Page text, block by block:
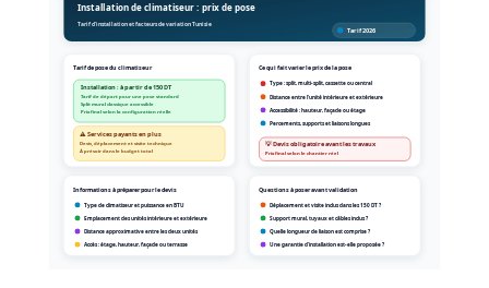
Installation de climatiseur : prix de pose
Tarif d'installation et facteurs de variation Tunisie
Tarif 2026
Tarif de pose du climatiseur
Installation : à partir de 150 DT
Tarif de départ pour une pose standard
Split mural classique accessible
Prix final selon la configuration réelle
⚠️ Services payants en plus
Devis, déplacement et visite technique
À prévoir dans le budget total
Ce qui fait varier le prix de la pose
Type : split, multi-split, cassette ou central
Distance entre l'unité intérieure et extérieure
Accessibilité : hauteur, façade ou étage
Percements, supports et liaisons longues
💡 Devis obligatoire avant les travaux
Prix final selon le chantier réel
Informations à préparer pour le devis
Type de climatiseur et puissance en BTU
Emplacement des unités intérieure et extérieure
Distance approximative entre les deux unités
Accès : étage, hauteur, façade ou terrasse
Questions à poser avant validation
Déplacement et visite inclus dans les 150 DT ?
Support mural, tuyaux et câbles inclus ?
Quelle longueur de liaison est comprise ?
Une garantie d'installation est-elle proposée ?